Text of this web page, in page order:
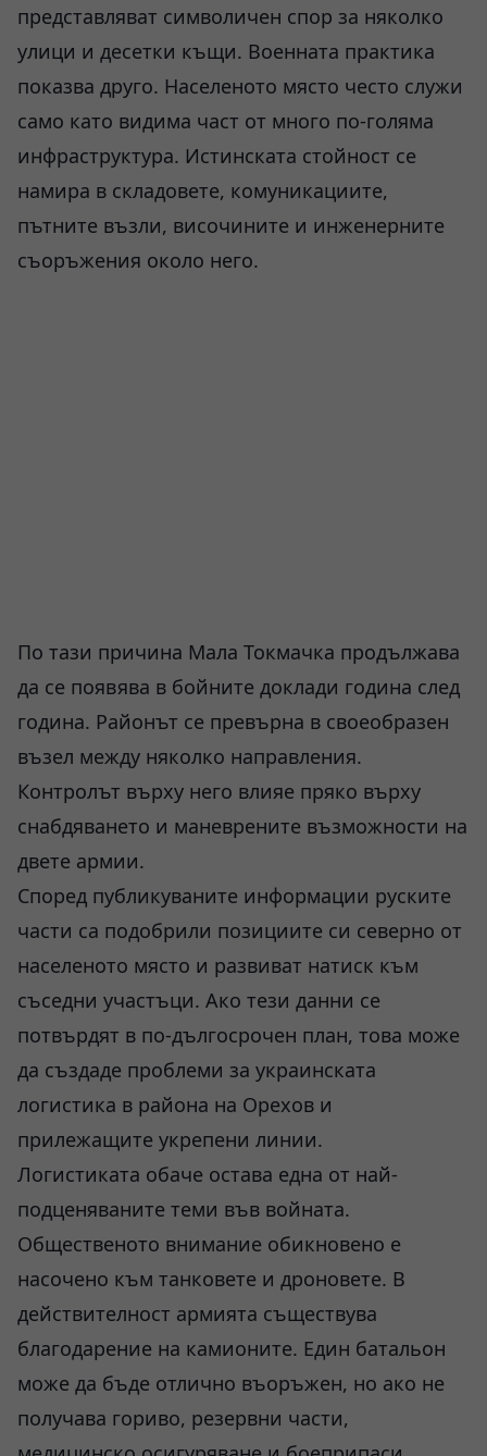
представляват символичен спор за няколко
улици и десетки къщи. Военната практика
показва друго. Населеното място често служи
само като видима част от много по-голяма
инфраструктура. Истинската стойност се
намира в складовете, комуникациите,
пътните възли, височините и инженерните
съоръжения около него.
По тази причина Мала Токмачка продължава
да се появява в бойните доклади година след
година. Районът се превърна в своеобразен
възел между няколко направления.
Контролът върху него влияе пряко върху
снабдяването и маневрените възможности на
двете армии.
Според публикуваните информации руските
части са подобрили позициите си северно от
населеното място и развиват натиск към
съседни участъци. Ако тези данни се
потвърдят в по-дългосрочен план, това може
да създаде проблеми за украинската
логистика в района на Орехов и
прилежащите укрепени линии.
Логистиката обаче остава една от най-
подценяваните теми във войната.
Общественото внимание обикновено е
насочено към танковете и дроновете. В
действителност армията съществува
благодарение на камионите. Един батальон
може да бъде отлично въоръжен, но ако не
получава гориво, резервни части,